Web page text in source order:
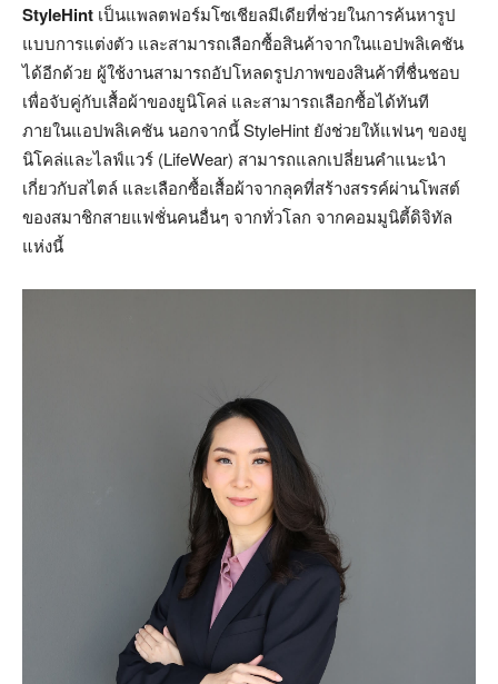
StyleHint เป็นแพลตฟอร์มโซเชียลมีเดียที่ช่วยในการค้นหารูป
แบบการแต่งตัว และสามารถเลือกซื้อสินค้าจากในแอปพลิเคชัน
ได้อีกด้วย ผู้ใช้งานสามารถอัปโหลดรูปภาพของสินค้าที่ชื่นชอบ
เพื่อจับคู่กับเสื้อผ้าของยูนิโคล่ และสามารถเลือกซื้อได้ทันที
ภายในแอปพลิเคชัน นอกจากนี้ StyleHint ยังช่วยให้แฟนๆ ของยู
นิโคล่และไลฟ์แวร์ (LifeWear) สามารถแลกเปลี่ยนคำแนะนำ
เกี่ยวกับสไตล์ และเลือกซื้อเสื้อผ้าจากลุคที่สร้างสรรค์ผ่านโพสต์
ของสมาชิกสายแฟชั่นคนอื่นๆ จากทั่วโลก จากคอมมูนิตี้ดิจิทัล
แห่งนี้